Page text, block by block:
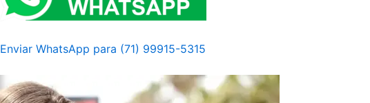
Enviar WhatsApp para (71) 99915-5315